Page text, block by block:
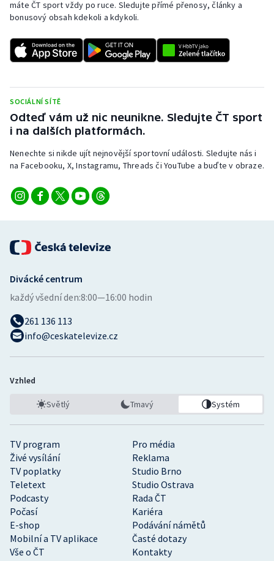
máte ČT sport vždy po ruce. Sledujte přímé přenosy, články a
bonusový obsah kdekoli a kdykoli.
SOCIÁLNÍ SÍTĚ
Odteď vám už nic neunikne. Sledujte ČT sport
i na dalších platformách.
Nenechte si nikde ujít nejnovější sportovní události. Sledujte nás i
na Facebooku, X, Instagramu, Threads či YouTube a buďte v obraze.
TV program
Pro média
Živé vysílání
Reklama
TV poplatky
Studio Brno
Teletext
Studio Ostrava
Podcasty
Rada ČT
Počasí
Kariéra
E-shop
Podávání námětů
Mobilní a TV aplikace
Časté dotazy
Vše o ČT
Kontakty
Divácké centrum
každý všední den:8:00—16:00 hodin
261 136 113
info@ceskatelevize.cz
Vzhled
Světlý Tmavý Systém